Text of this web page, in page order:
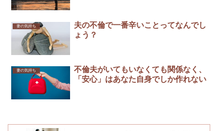
妻の気持ち
夫の不倫で一番辛いことってなんでし
ょう？
妻の気持ち
不倫夫がいてもいなくても関係なく、
「安心」はあなた自身でしか作れない